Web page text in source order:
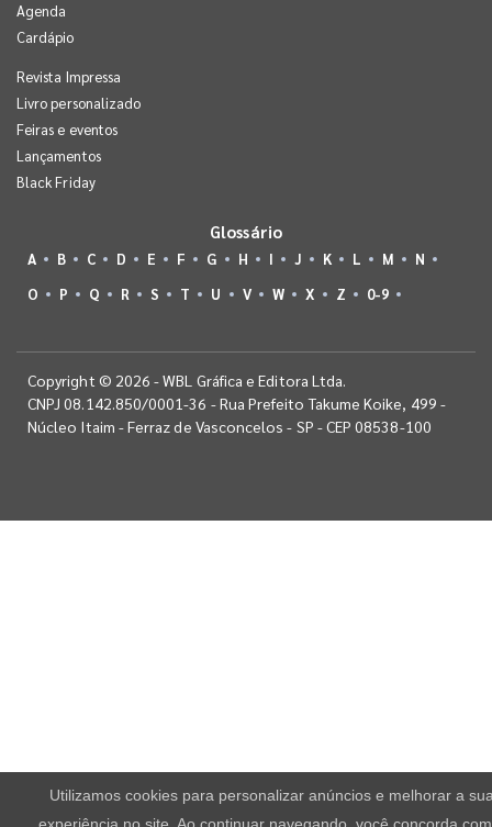
Agenda
Cardápio
Revista Impressa
Livro personalizado
Feiras e eventos
Lançamentos
Black Friday
Glossário
A B C D E F G H I J K L M
N
O
P Q R S T U V W X Z 0-9
Copyright © 2026 - WBL Gráfica e Editora Ltda.
CNPJ 08.142.850/0001-36 - Rua Prefeito Takume Koike, 499 -
Núcleo Itaim - Ferraz de Vasconcelos - SP - CEP 08538-100
Utilizamos cookies para personalizar anúncios e melhorar a